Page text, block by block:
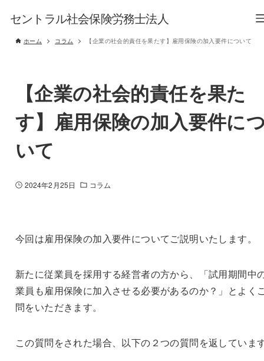
セントラル社会保険労務士法人
ホーム コラム 【企業の社会的責任を果たす】雇用保険の加入要件について
【企業の社会的責任を果た
す】雇用保険の加入要件に
いて
2024年2月25日 コラム
今回は雇用保険の加入要件についてご説明いたします。
新たに従業員を採用する経営者の方から、「試用期間中
業員も雇用保険に加入させる必要があるのか？」とよく
問をいただきます。
この質問をされた場合、以下の２つの質問を返していま